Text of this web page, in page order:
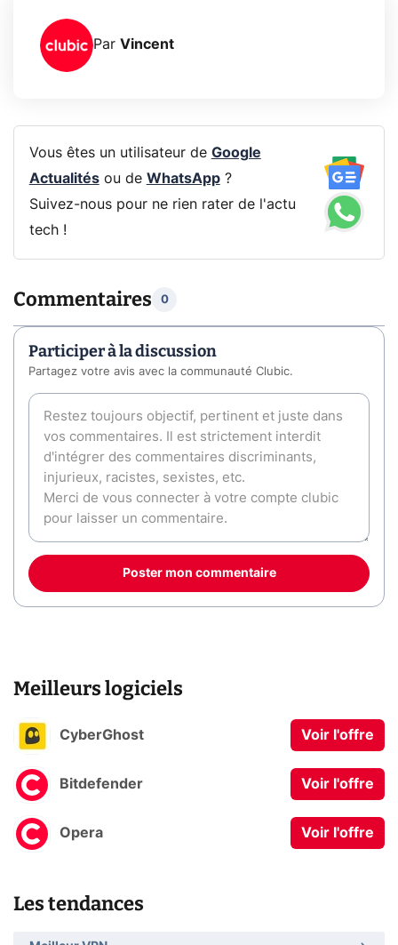
Par Vincent
Vous êtes un utilisateur de Google
Actualitésou de WhatsApp?
Suivez-nous pour ne rien rater de l'actu
tech !
Commentaires 0
Participer à la discussion
Partagez votre avis avec la communauté Clubic.
Poster mon commentaire
Meilleurs logiciels
CyberGhost Voir l'offre
Bitdefender Voir l'offre
Opera Voir l'offre
Les tendances